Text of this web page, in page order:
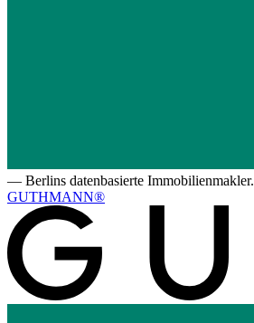
— Berlins datenbasierte Immobilienmakler.
GUTHMANN®